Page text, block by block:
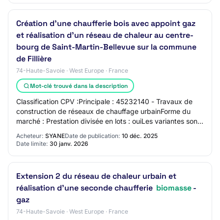
Création d'une chaufferie bois avec appoint gaz
et réalisation d'un réseau de chaleur au centre-
bourg de Saint-Martin-Bellevue sur la commune
de Fillière
74-Haute-Savoie · West Europe · France
Mot-clé trouvé dans la description
Classification CPV :Principale : 45232140 - Travaux de
construction de réseaux de chauffage urbainForme du
marché : Prestation divisée en lots : ouiLes variantes sont
Acheteur: SYANEDate de publication: 10 déc. 2025
Date limite: 30 janv. 2026
Extension 2 du réseau de chaleur urbain et
réalisation d'une seconde chaufferie biomasse-
gaz
74-Haute-Savoie · West Europe · France